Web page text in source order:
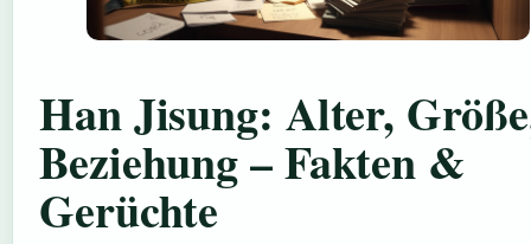
Han Jisung: Alter,
Beziehung – Fakten &
Gerüchte